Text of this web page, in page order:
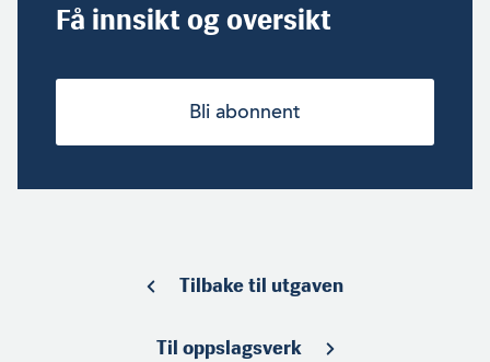
Få innsikt og oversikt
Bli abonnent
Tilbake til utgaven
Til oppslagsverk